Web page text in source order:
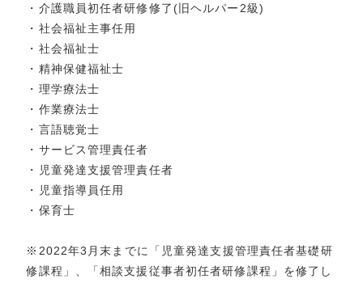
・介護職員初任者研修修了(旧ヘルパー2級)
・社会福祉主事任用
・社会福祉士
・精神保健福祉士
・理学療法士
・作業療法士
・言語聴覚士
・サービス管理責任者
・児童発達支援管理責任者
・児童指導員任用
・保育士
※2022年3月末までに「児童発達支援管理責任者基礎研
修課程」、「相談支援従事者初任者研修課程」を修了し